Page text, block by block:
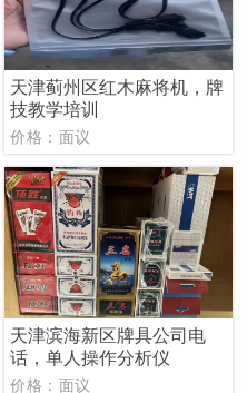
天津蓟州区红木麻将机，牌
技教学培训
价格：面议
天津滨海新区牌具公司电
话，单人操作分析仪
价格：面议